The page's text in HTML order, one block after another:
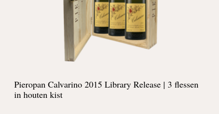
Pieropan Calvarino 2015 Library Release | 3 flessen
in houten kist